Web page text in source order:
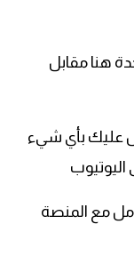
هنا مقابل
عليك بأي شيء
مع المنصة